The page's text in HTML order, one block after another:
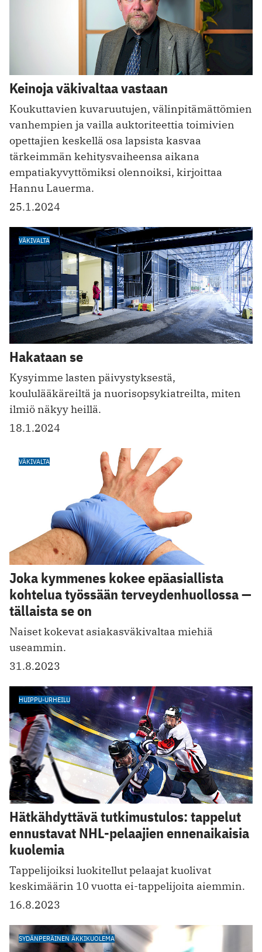
Keinoja väkivaltaa vastaan
Koukuttavien kuvaruutujen, välinpitämättömien
vanhempien ja vailla auktoriteettia toimivien
opettajien keskellä osa lapsista kasvaa
tärkeimmän kehitysvaiheensa aikana
empatiakyvyttömiksi olennoiksi, kirjoittaa
Hannu Lauerma.
25.1.2024
VÄKIVALTA
Hakataan se
Kysyimme lasten päivystyksestä,
koululääkäreiltä ja nuorisopsykiatreilta, miten
ilmiö näkyy heillä.
18.1.2024
VÄKIVALTA
Joka kymmenes kokee epäasiallista
kohtelua työssään terveydenhuollossa —
tällaista se on
Naiset kokevat asiakasväkivaltaa miehiä
useammin.
31.8.2023
HUIPPU-URHEILU
Hätkähdyttävä tutkimustulos: tappelut
ennustavat NHL-pelaajien ennenaikaisia
kuolemia
Tappelijoiksi luokitellut pelaajat kuolivat
keskimäärin 10 vuotta ei-tappelijoita aiemmin.
16.8.2023
SYDÄNPERÄINEN ÄKKIKUOLEMA